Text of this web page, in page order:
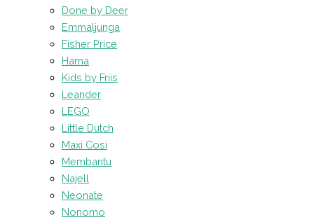
Done by Deer
Emmaljunga
Fisher Price
Hama
Kids by Friis
Leander
LEGO
Little Dutch
Maxi Cosi
Membantu
Najell
Neonate
Nonomo